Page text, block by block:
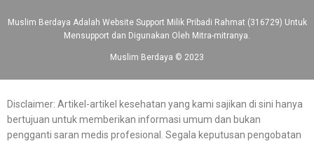
Muslim Berdaya Adalah Website Support Milik Pribadi Rahmat (316729) Untuk
Mensupport dan Digunakan Oleh Mitra-mitranya.
Muslim Berdaya © 2023
Disclaimer: Artikel-artikel kesehatan yang kami sajikan di sini hanya
bertujuan untuk memberikan informasi umum dan bukan
pengganti saran medis profesional. Segala keputusan pengobatan